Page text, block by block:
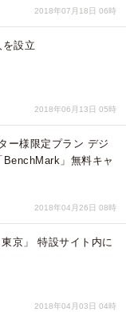
2018年07月18日 06時
を設立
2018年06月13日 05時
ー様限定プラン デジ
」無料キャ
2018年04月26日 08時
京」 特設サイト内に
2018年04月03日 04時